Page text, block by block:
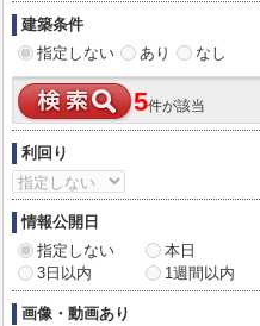
建築条件
指定しない
あり なし
5件が該当
利回り
情報公開日
指定しない
本日
3日以内
1週間以内
画像・動画あり